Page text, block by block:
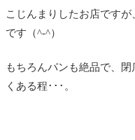
こじんまりしたお店です
です（^-^）
もちろんパンも絶品で、
くある程･･･。